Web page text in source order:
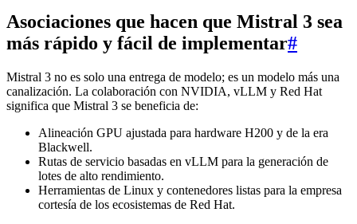
Asociaciones que hacen que Mistral 3 sea
más rápido y fácil de implementar#
Mistral 3 no es solo una entrega de modelo; es un modelo más una
canalización. La colaboración con NVIDIA, vLLM y Red Hat
significa que Mistral 3 se beneficia de:
Alineación GPU ajustada para hardware H200 y de la era
Blackwell.
Rutas de servicio basadas en vLLM para la generación de
lotes de alto rendimiento.
Herramientas de Linux y contenedores listas para la empresa
cortesía de los ecosistemas de Red Hat.